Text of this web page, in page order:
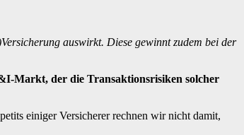
auswirkt. Diese gewinnt zudem bei der
Markt, der die Transaktionsrisiken solcher
einiger Versicherer rechnen wir nicht damit,